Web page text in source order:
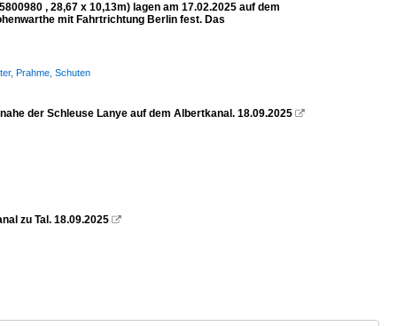
, 28,67 x 10,13m) lagen am 17.02.2025 auf dem
mit Fahrtrichtung Berlin fest. Das
Prahme, Schuten
der Schleuse Lanye auf dem Albertkanal. 18.09.2025 
zu Tal. 18.09.2025 